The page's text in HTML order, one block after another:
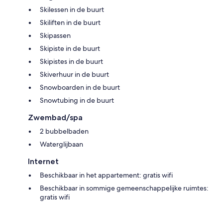
Skilessen in de buurt
Skiliften in de buurt
Skipassen
Skipiste in de buurt
Skipistes in de buurt
Skiverhuur in de buurt
Snowboarden in de buurt
Snowtubing in de buurt
Zwembad/spa
2 bubbelbaden
Waterglijbaan
Internet
Beschikbaar in het appartement: gratis wifi
Beschikbaar in sommige gemeenschappelijke ruimtes:
gratis wifi